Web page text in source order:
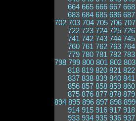
664 665 666 667 668
683 684 685 686 687
702 703 704 705 706 707
722 723 724 725 726
741 742 743 744 745
760 761 762 763 764
779 780 781 782 783
798 799 800 801 802 803
818 819 820 821 822
837 838 839 840 841
856 857 858 859 860
875 876 877 878 879
894 895 896 897 898 899
914 915 916 917 918
933 934 935 936 937